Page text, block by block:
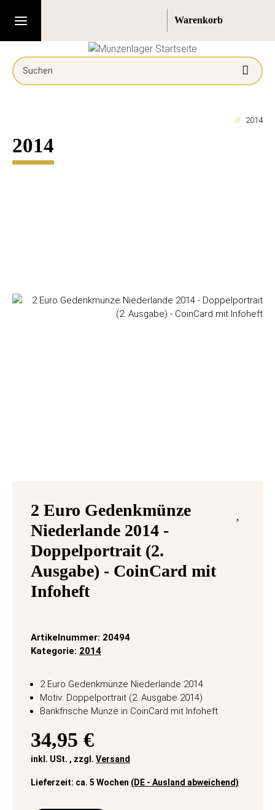
2014
2014
2 Euro Gedenkmünze
Niederlande 2014 -
Doppelportrait (2.
Ausgabe) - CoinCard mit
Infoheft
Artikelnummer: 20494
Kategorie: 2014
2 Euro Gedenkmünze Niederlande 2014
Motiv: Doppelportrait (2. Ausgabe 2014)
Bankfrische Münze in CoinCard mit Infoheft
34,95 €
inkl. USt. , zzgl. Versand
Lieferzeit: ca. 5 Wochen (DE - Ausland abweichend)